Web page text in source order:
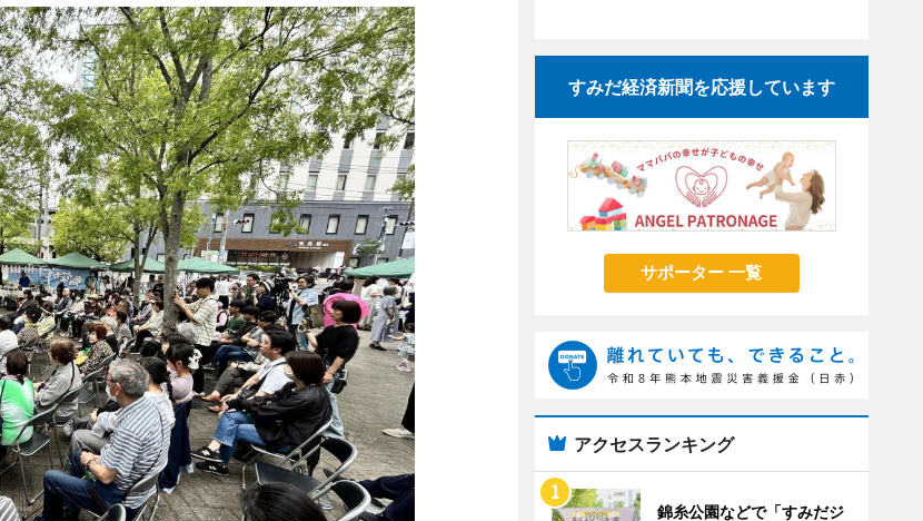
すみだ経済新聞を応援しています
サポーター 一覧
アクセスランキング
錦糸公園などで「すみだジ